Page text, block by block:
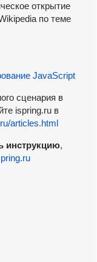
открытие
по теме
JavaScript
сценария в
ispring.ru в
articles.html
инструкцию,